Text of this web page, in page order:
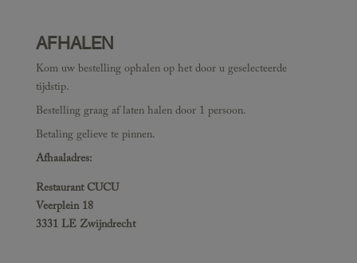
AFHALEN
Kom uw bestelling ophalen op het door u geselecteerde
tijdstip.
Bestelling graag af laten halen door 1 persoon.
Betaling gelieve te pinnen.
Afhaaladres:
Restaurant CUCU
Veerplein 18
3331 LE Zwijndrecht